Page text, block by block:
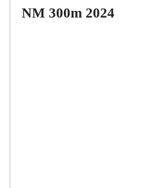
NM 300m 2024